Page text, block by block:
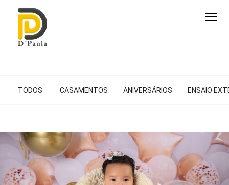
TODOS CASAMENTOS ANIVERSÁRIOS ENSAIO